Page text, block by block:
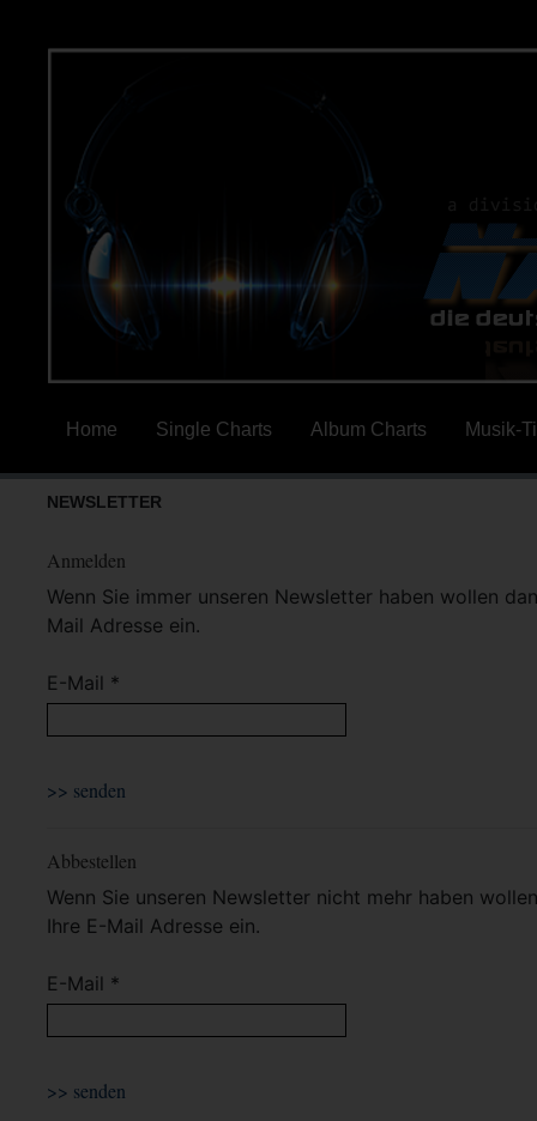
Home Single Charts Album Charts Musik-
NEWSLETTER
Anmelden
Wenn Sie immer unseren Newsletter haben wollen
Mail Adresse ein.
E-Mail *
Abbestellen
Wenn Sie unseren Newsletter nicht mehr haben
Ihre E-Mail Adresse ein.
E-Mail *